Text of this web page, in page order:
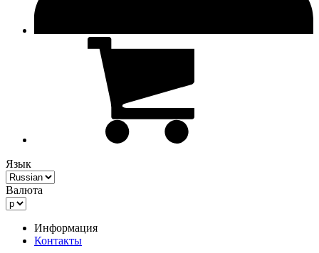
Язык
Валюта
Информация
Контакты